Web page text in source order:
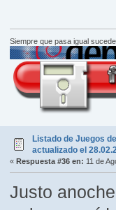
Siempre que pasa igual
Listado de Juegos
actualizado el
« Respuesta #36 en: 11 de
Justo